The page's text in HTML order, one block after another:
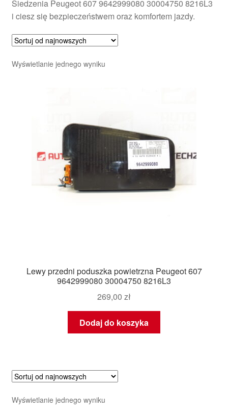
Siedzenia Peugeot 607 9642999080 30004750 8216L3
i ciesz się bezpieczeństwem oraz komfortem jazdy.
Wyświetlanie jednego wyniku
Lewy przedni poduszka powietrzna Peugeot 607
9642999080 30004750 8216L3
269,00 zł
Dodaj do koszyka
Wyświetlanie jednego wyniku